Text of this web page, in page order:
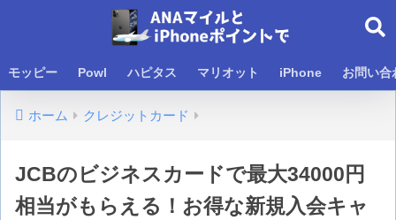
モッピー Powl ハピタス マリオット iPhone お問い合
ホーム クレジットカード
JCBのビジネスカードで最大34000円
相当がもらえる！お得な新規入会キャ